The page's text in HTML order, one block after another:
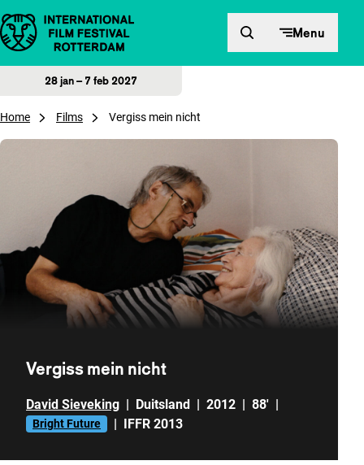
Direct naar inhoud Menu
28 jan – 7 feb 2027
Home Films Vergiss mein nicht
Vergiss mein nicht
David Sieveking | Duitsland | 2012 | 88' |
Bright Future | IFFR 2013